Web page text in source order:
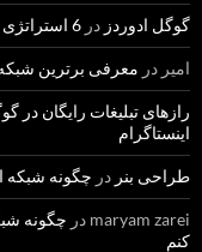
گوگل ادوردز در 6 استراتژی بازاریابی اینترنتی که هر کار آفرینی باید بداند
امیر در معرفی برترین
رازهای تبلیغات رایگان در
اینستاگرام
طراحی بنر در چگونه شبکه
maryam zarei در چگونه
کنم